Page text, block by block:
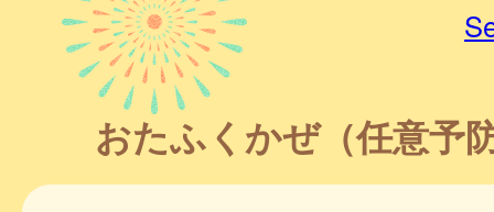
おたふくかぜ（任意予